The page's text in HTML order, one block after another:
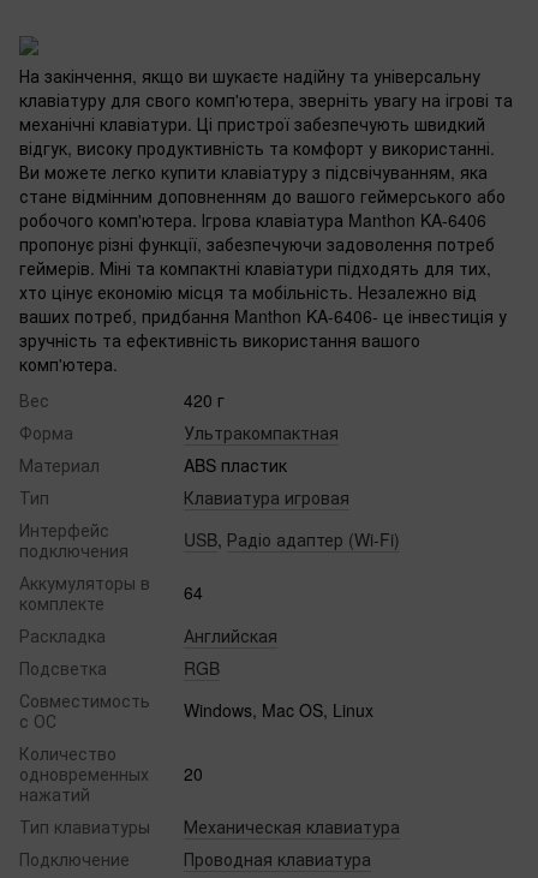
На закінчення, якщо ви шукаєте надійну та універсальну
клавіатуру для свого комп'ютера, зверніть увагу на ігрові та
механічні клавіатури. Ці пристрої забезпечують швидкий
відгук, високу продуктивність та комфорт у використанні.
Ви можете легко купити клавіатуру з підсвічуванням, яка
стане відмінним доповненням до вашого геймерського або
робочого комп'ютера. Ігрова клавіатура Manthon KA-6406
пропонує різні функції, забезпечуючи задоволення потреб
геймерів. Міні та компактні клавіатури підходять для тих,
хто цінує економію місця та мобільність. Незалежно від
ваших потреб, придбання Manthon KA-6406- це інвестиція у
зручність та ефективність використання вашого
комп'ютера.
Вес
420 г
Форма
Ультракомпактная
Материал
ABS пластик
Тип
Клавиатура игровая
Интерфейс
подключения
USB, Радіо адаптер (Wi-Fi)
Аккумуляторы в
комплекте
64
Раскладка
Английская
Подсветка
RGB
Совместимость
с ОС
Windows, Mac OS, Linux
Количество
одновременных
нажатий
20
Тип клавиатуры
Механическая клавиатура
Подключение
Проводная клавиатура